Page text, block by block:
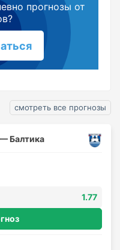
прогнозы от
смотреть все прогнозы
Балтика
1.77